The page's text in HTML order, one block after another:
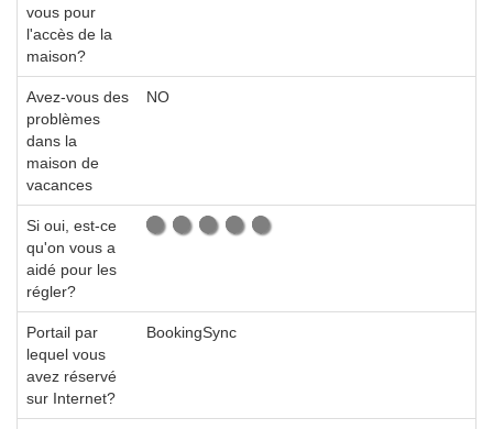
vous pour
l'accès de la
maison?
Avez-vous des
problèmes
dans la
maison de
vacances
NO
Si oui, est-ce
qu'on vous a
aidé pour les
régler?
Portail par
lequel vous
avez réservé
sur Internet?
BookingSync